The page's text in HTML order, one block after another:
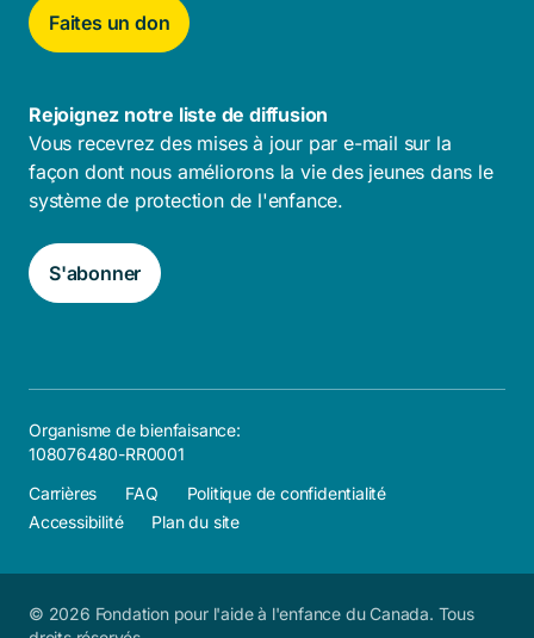
Faites un don
Rejoignez notre liste de diffusion
Vous recevrez des mises à jour par e-mail sur la
façon dont nous améliorons la vie des jeunes dans le
système de protection de l'enfance.
S'abonner
Organisme de bienfaisance:
108076480-RR0001
Carrières
FAQ
Politique de confidentialité
Accessibilité
Plan du site
© 2026 Fondation pour l'aide à l'enfance du Canada. Tous